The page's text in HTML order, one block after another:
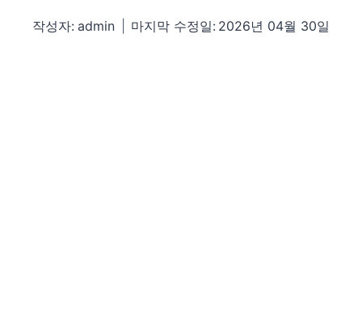
작성자: admin 마지막 수정일: 2026년 04월 30일